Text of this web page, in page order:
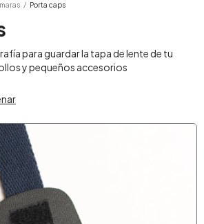
/ Porta caps
para guardar la tapa de lente de tu
y pequeños accesorios